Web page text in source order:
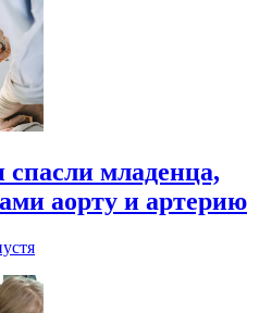
младенца,
аорту и артерию